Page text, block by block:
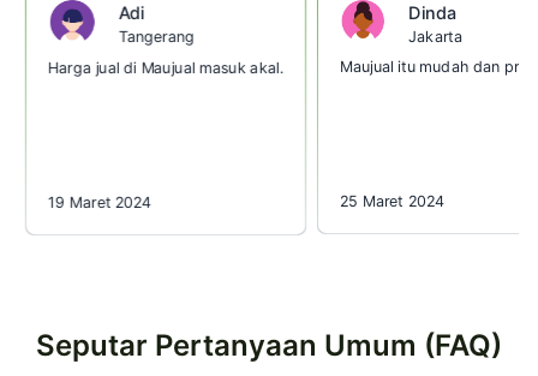
Adi
Tangerang
Harga jual di Maujual masuk akal.
19 Maret 2024
Dinda
Jakarta
Maujual itu mudah dan
25 Maret 2024
Seputar Pertanyaan Umum (FAQ)